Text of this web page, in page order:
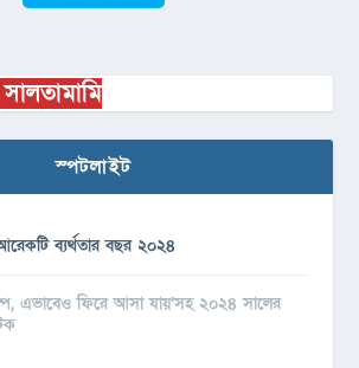
সালতামামি
স্পটলাইট
ব্যর্থতার বছর ২০২৪
এভাবেও ফিরে আসা যায়’সহ ২০২৪ সালের